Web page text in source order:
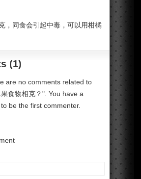
，同食会引起中毒，可以用柑橘
(1)
are no comments related to
食物相克？". You have a
be the first commenter.